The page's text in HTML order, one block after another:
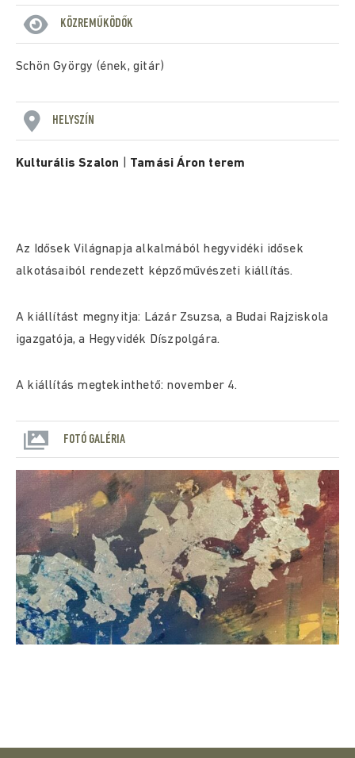
KÖZREMŰKÖDŐK
Schön György (ének, gitár)
HELYSZÍN
Kulturális Szalon Tamási Áron terem
Az Idősek Világnapja alkalmából hegyvidéki idősek
alkotásaiból rendezett képzőművészeti kiállítás.
A kiállítást megnyitja: Lázár Zsuzsa, a Budai Rajziskola
igazgatója, a Hegyvidék Díszpolgára.
A kiállítás megtekinthető: november 4.
FOTÓ GALÉRIA